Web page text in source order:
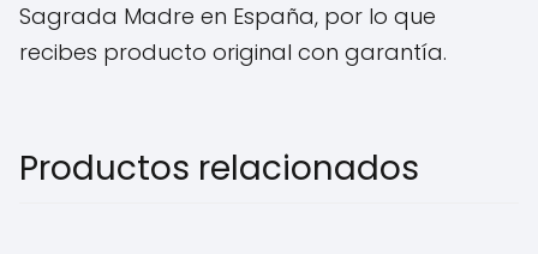
Sagrada Madre en España, por lo que
recibes producto original con garantía.
Productos relacionados